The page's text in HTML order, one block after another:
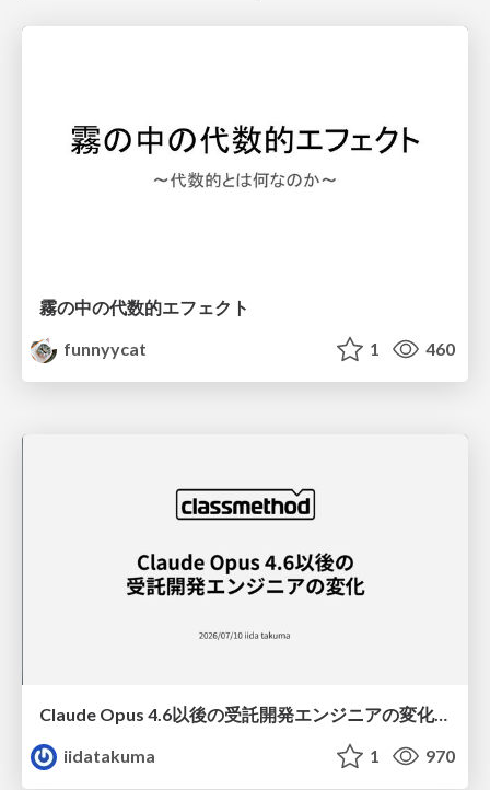
霧の中の代数的エフェクト
funnyycat
1 460
Claude Opus 4.6以後の受託開発エンジニアの変化(Claude Code開発ノウハウ大公開スペシャルbyクラスメソッド)
iidatakuma
1 970